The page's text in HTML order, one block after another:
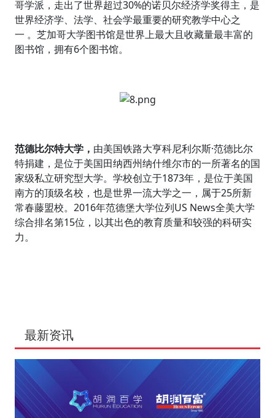
哥学派，走出了世界超过30%的诺贝尔经济学奖得主，是
世界经济学、法学、社会学最重要的研究教学中心之
一 。芝加哥大学图书馆是世界上最大且收藏量最丰富的
图书馆，拥有6个图书馆。
范德比尔特大学， 由美国铁路大亨科尼利尔斯·范德比尔
特捐建，是位于美国田纳西州纳什维尔市的一所著名的国
家级私立研究型大学。学校创立于1873年，是位于美国
南方的顶级名校，也是世界一流大学之一，属于25所新
常春藤盟校。2016年范德堡大学位列US News全美大学
综合排名第15位，以其出色的教育质量和较强的科研实
力。
最新资讯